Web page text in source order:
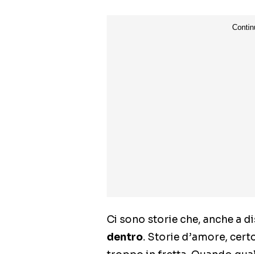
Ci sono storie che, anche a
dentro. Storie d’amore,